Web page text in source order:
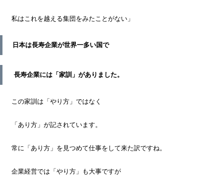
私はこれを越える集団をみたことがない」
日本は長寿企業が世界一多い国で
長寿企業には「家訓」がありました。
この家訓は「やり方」ではなく
「あり方」が記されています。
常に「あり方」を見つめて仕事をして来た訳ですね。
企業経営では「やり方」も大事ですが